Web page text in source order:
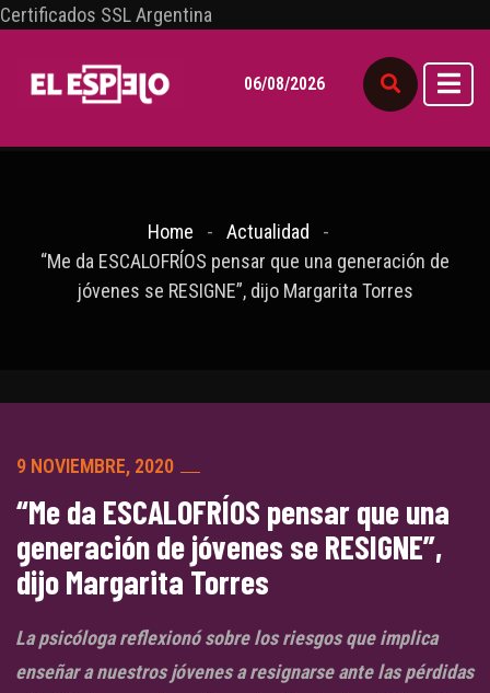
Certificados SSL Argentina
06/08/2026
Home
Actualidad
“Me da ESCALOFRÍOS pensar que una generación de
jóvenes se RESIGNE”, dijo Margarita Torres
9 NOVIEMBRE, 2020
“Me da ESCALOFRÍOS pensar que una
generación de jóvenes se RESIGNE”,
dijo Margarita Torres
La psicóloga reflexionó sobre los riesgos que implica
enseñar a nuestros jóvenes a resignarse ante las pérdidas